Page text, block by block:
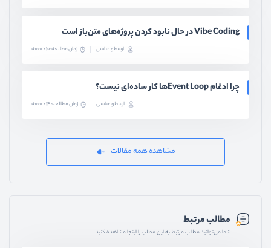
Vibe Coding در حال نابود کردن پروژه‌های متن‌باز است
ارسطو عباسی زمان مطالعه: 10 دقیقه
چرا ادغام Event Loopها کار ساده‌ای نیست؟
ارسطو عباسی زمان مطالعه: 14 دقیقه
مشاهده همه مقالات
مطالب مرتبط
شما می‌توانید مطالب مرتبط به این مطلب را اینجا مشاهده کنید